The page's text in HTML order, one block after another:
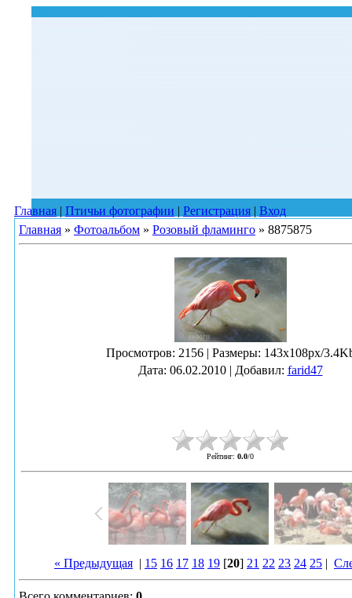
Главная | Птичьи фотографии | Регистрация | Вход
Главная » Фотоальбом » Розовый фламинго » 8875875
Просмотров: 2156 | Размеры: 143x108px/
Дата: 06.02.2010 | Добавил: farid47
Рейтинг: 0.0/0
« Предыдущая | 15 16 17 18 19 [20] 21 22 23 24 25 |